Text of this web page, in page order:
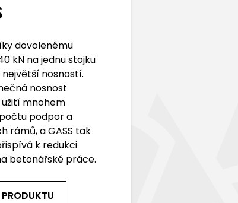
dovolenému
kN na jednu stojku
nosností.
nosnost
užití mnohem
podpor a
rámů, a GASS tak
k redukci
betonářské práce.